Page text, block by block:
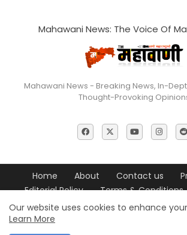
Mahawani News: The Voice Of
Mahawani News - Breaking News, In-
Thought-Provoking
Home About Contact us
Editorial Policy
Terms & Conditions
© 2026 Mahawani News All Rights
Our website uses cookies to enhance
Learn More